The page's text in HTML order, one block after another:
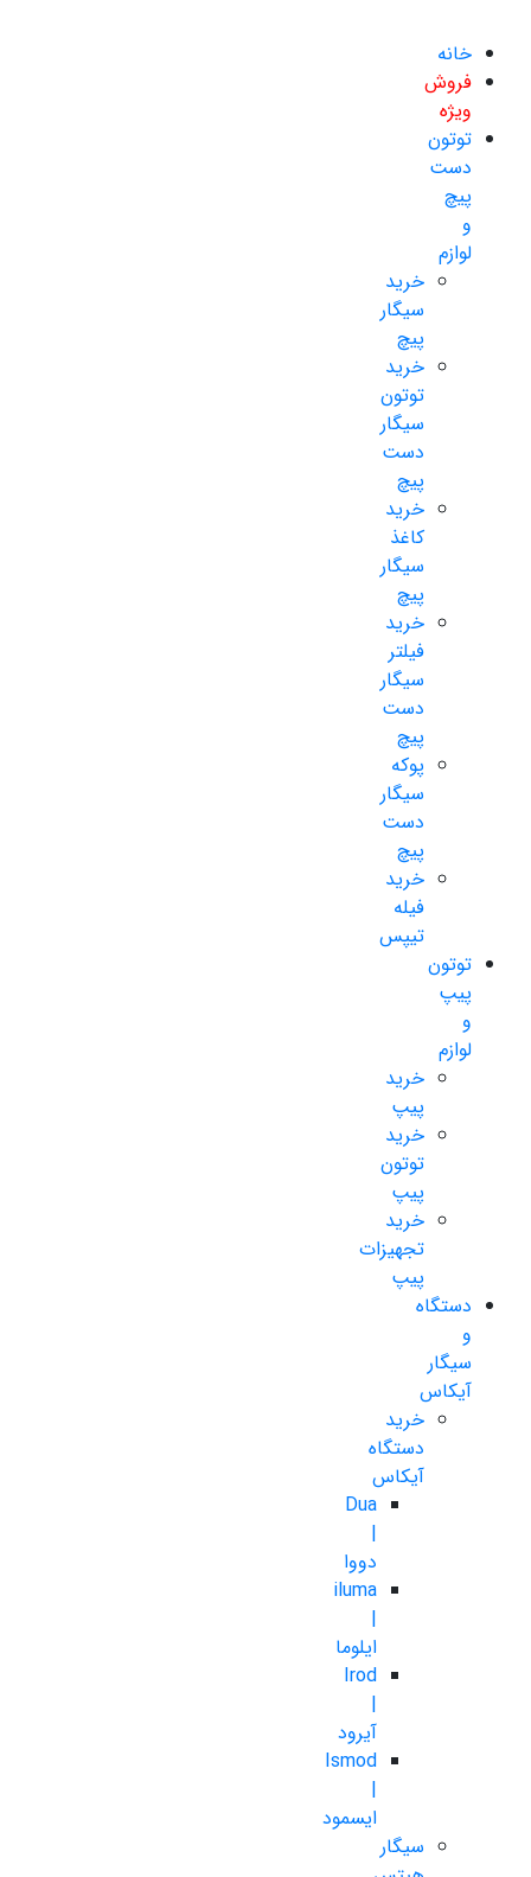
خانه
فروش
ویژه
توتون
دست
پیچ
و
لوازم
خرید
سیگار
پیچ
خرید
توتون
سیگار
دست
پیچ
خرید
کاغذ
سیگار
پیچ
خرید
فیلتر
سیگار
دست
پیچ
پوکه
سیگار
دست
پیچ
خرید
فیله
تیپس
توتون
پیپ
و
لوازم
خرید
پیپ
خرید
توتون
پیپ
خرید
تجهیزات
پیپ
دستگاه
و
سیگار
آیکاس
خرید
دستگاه
آیکاس
Dua
|
دووا
iluma
|
ایلوما
Irod
|
آیرود
Ismod
|
ایسمود
سیگار